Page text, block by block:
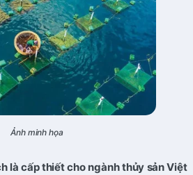
Ảnh minh họa
là cấp thiết cho ngành thủy sản Việt